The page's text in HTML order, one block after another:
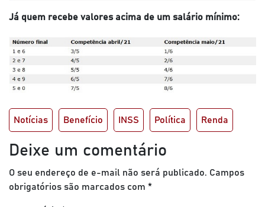
Já quem recebe valores acima de um salário mínimo:
Notícias Benefício INSS Política Renda
Deixe um comentário
O seu endereço de e-mail não será publicado. Campos
obrigatórios são marcados com *